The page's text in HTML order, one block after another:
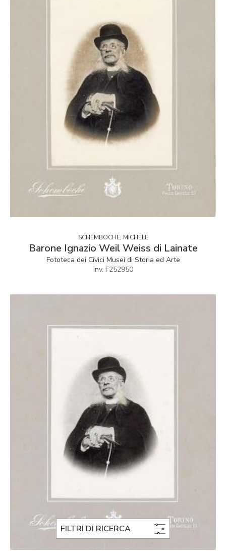
FILTRI DI RICERCA
SCHEMBOCHE, MICHELE
Barone Ignazio Weil Weiss di Lainate
Fototeca dei Civici Musei di Storia ed Arte
inv. F252950